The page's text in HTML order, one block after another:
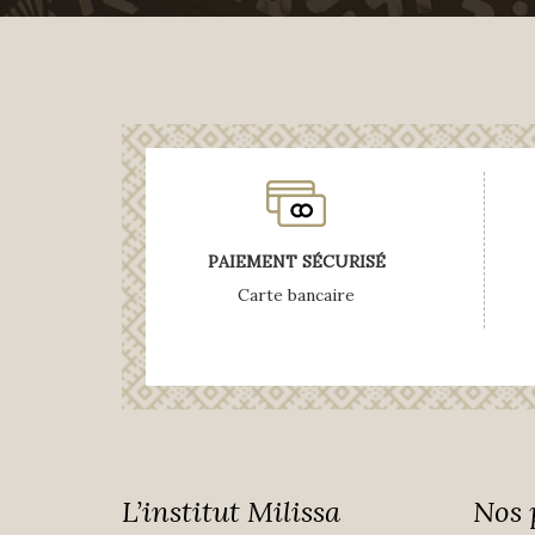
PAIEMENT SÉCURISÉ
Carte bancaire
L’institut Milissa Nos